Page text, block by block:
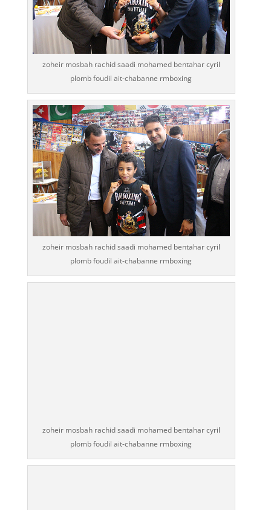
zoheir mosbah rachid saadi mohamed bentahar cyril
plomb foudil ait-chabanne rmboxing
zoheir mosbah rachid saadi mohamed bentahar cyril
plomb foudil ait-chabanne rmboxing
zoheir mosbah rachid saadi mohamed bentahar cyril
plomb foudil ait-chabanne rmboxing